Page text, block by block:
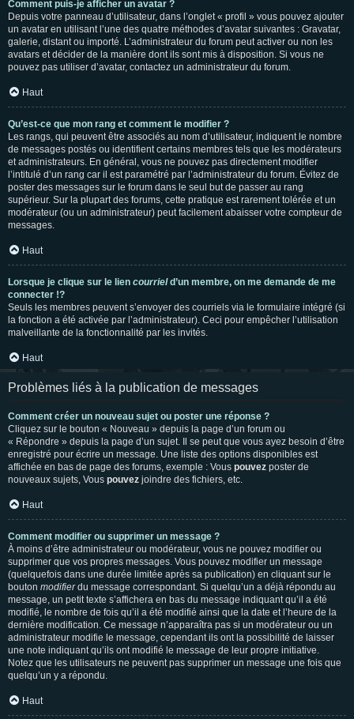
Comment puis-je afficher un avatar ?
Depuis votre panneau d’utilisateur, dans l’onglet « profil » vous pouvez ajouter
un avatar en utilisant l’une des quatre méthodes d’avatar suivantes : Gravatar,
galerie, distant ou importé. L’administrateur du forum peut activer ou non les
avatars et décider de la manière dont ils sont mis à disposition. Si vous ne
pouvez pas utiliser d’avatar, contactez un administrateur du forum.
Haut
Qu’est-ce que mon rang et comment le modifier ?
Les rangs, qui peuvent être associés au nom d’utilisateur, indiquent le nombre
de messages postés ou identifient certains membres tels que les modérateurs
et administrateurs. En général, vous ne pouvez pas directement modifier
l’intitulé d’un rang car il est paramétré par l’administrateur du forum. Évitez de
poster des messages sur le forum dans le seul but de passer au rang
supérieur. Sur la plupart des forums, cette pratique est rarement tolérée et un
modérateur (ou un administrateur) peut facilement abaisser votre compteur de
messages.
Haut
Lorsque je clique sur le lien courrield’un membre, on me demande de me
connecter !?
Seuls les membres peuvent s’envoyer des courriels via le formulaire intégré (si
la fonction a été activée par l’administrateur). Ceci pour empêcher l’utilisation
malveillante de la fonctionnalité par les invités.
Haut
Problèmes liés à la publication de messages
Comment créer un nouveau sujet ou poster une réponse ?
Cliquez sur le bouton « Nouveau » depuis la page d’un forum ou
« Répondre » depuis la page d’un sujet. Il se peut que vous ayez besoin d’être
enregistré pour écrire un message. Une liste des options disponibles est
affichée en bas de page des forums, exemple : Vous pouvez poster de
nouveaux sujets, Vous pouvez joindre des fichiers, etc.
Haut
Comment modifier ou supprimer un message ?
À moins d’être administrateur ou modérateur, vous ne pouvez modifier ou
supprimer que vos propres messages. Vous pouvez modifier un message
(quelquefois dans une durée limitée après sa publication) en cliquant sur le
bouton modifierdu message correspondant. Si quelqu’un a déjà répondu au
message, un petit texte s’affichera en bas du message indiquant qu’il a été
modifié, le nombre de fois qu’il a été modifié ainsi que la date et l’heure de la
dernière modification. Ce message n’apparaîtra pas si un modérateur ou un
administrateur modifie le message, cependant ils ont la possibilité de laisser
une note indiquant qu’ils ont modifié le message de leur propre initiative.
Notez que les utilisateurs ne peuvent pas supprimer un message une fois que
quelqu’un y a répondu.
Haut